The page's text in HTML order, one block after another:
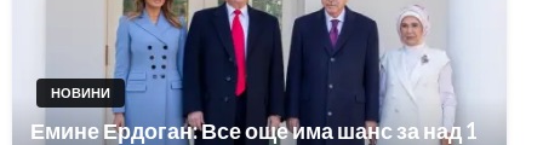
НОВИНИ
Емине Ердоган: Все още има шанс за над 1